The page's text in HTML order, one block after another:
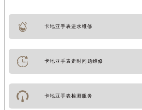
卡地亚手表进水维修
卡地亚手表走时问题维修
卡地亚手表检测服务